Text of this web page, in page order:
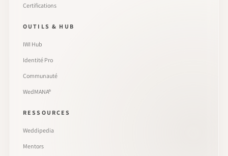
Certifications
OUTILS & HUB
IWI Hub
Identité Pro
Communauté
WedMANA®
RESSOURCES
Weddipedia
Mentors